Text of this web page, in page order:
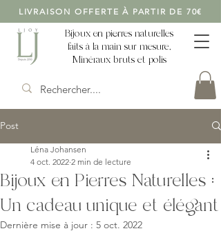
LIVRAISON OFFERTE À PARTIR DE 70€
Bijoux en pierres naturelles
faits à la main sur mesure,
Minéraux bruts et polis
Post
Bijoux en Pierres Naturelles :
Un cadeau unique et élégant
Léna Johansen
4 oct. 2022 2 min de lecture
Dernière mise à jour : 5 oct. 2022